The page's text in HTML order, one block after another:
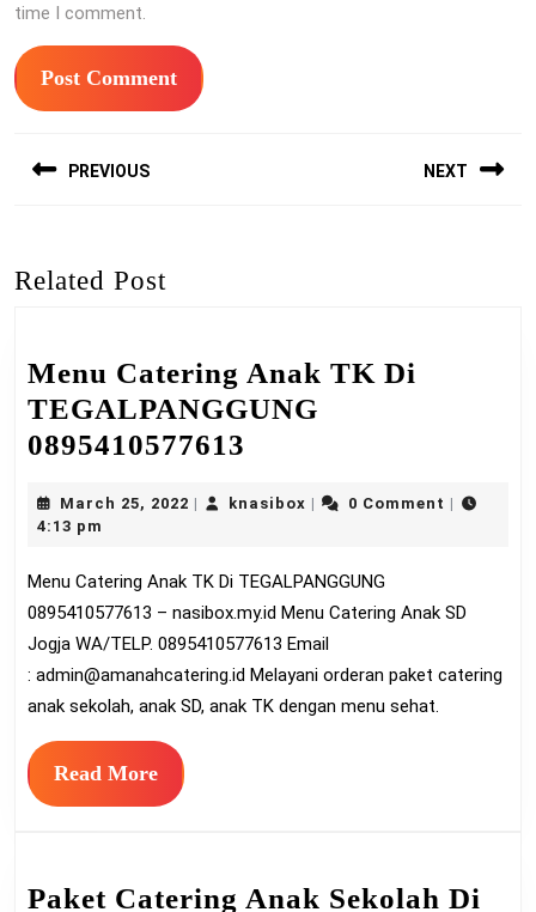
time I comment.
navigation
PREVIOUS NEXT
Related Post
Menu Catering Anak TK Di
TEGALPANGGUNG
0895410577613
Anak
Di
TEGALPANGGUNG
0895410577613
March 25, 2022 March
| knasiboxknasibox
| 0 Comment |
4:13 pm
Menu Catering Anak TK Di TEGALPANGGUNG
0895410577613 – nasibox.my.id Menu Catering Anak SD
Jogja WA/TELP. 0895410577613 Email
: admin@amanahcatering.id Melayani orderan paket catering
anak sekolah, anak SD, anak TK dengan menu sehat.
Read MoreRead
More
Paket Catering Anak Sekolah Di